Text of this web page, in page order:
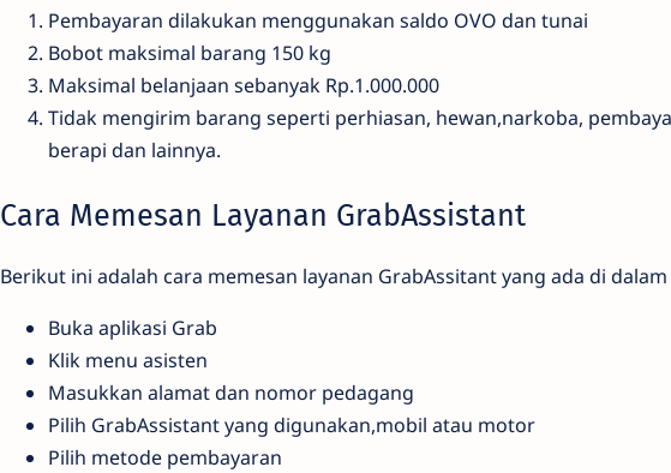
Pembayaran dilakukan menggunakan saldo OVO dan tunai
Bobot maksimal barang 150 kg
Maksimal belanjaan sebanyak Rp.1.000.000
Tidak mengirim barang seperti perhiasan, hewan,narkoba,
berapi dan lainnya.
Cara Memesan Layanan GrabAssistant
Berikut ini adalah cara memesan layanan GrabAssitant yang ada di
Buka aplikasi Grab
Klik menu asisten
Masukkan alamat dan nomor pedagang
Pilih GrabAssistant yang digunakan,mobil atau motor
Pilih metode pembayaran